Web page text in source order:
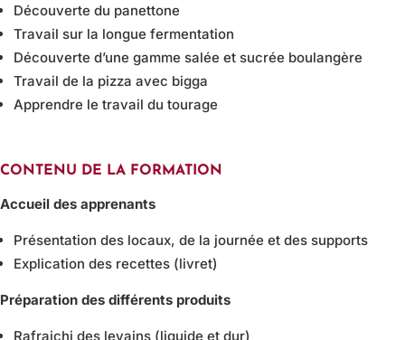
Découverte du panettone
Travail sur la longue fermentation
Découverte d’une gamme salée et sucrée boulangère
Travail de la pizza avec bigga
Apprendre le travail du tourage
CONTENU DE LA FORMATION
Accueil des apprenants
Présentation des locaux, de la journée et des supports
Explication des recettes (livret)
Préparation des différents produits
Rafraichi des levains (liquide et dur)